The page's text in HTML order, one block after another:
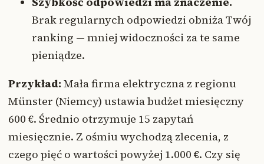
Brak regularnych odpowiedzi obniża Twój
ranking — mniej widoczności za te same
pieniądze.
Przykład: Mała firma elektryczna z regionu
Münster (Niemcy) ustawia budżet miesięczny
600 €. Średnio otrzymuje 15 zapytań
miesięcznie. Z ośmiu wychodzą zlecenia, z
czego pięć o wartości powyżej 1.000 €. Czy się